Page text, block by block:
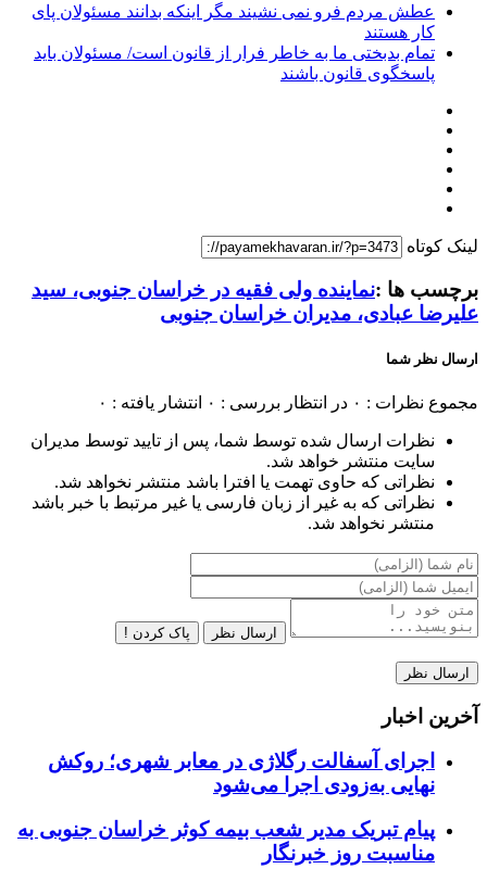
عطش مردم فرو نمی نشیند مگر اینکه بدانند مسئولان پای
کار هستند
تمام بدبختی ما به خاطر فرار از قانون است/ مسئولان باید
پاسخگوی قانون باشند
لینک کوتاه
برچسب ها :نماینده ولی فقیه در خراسان جنوبی، سید
علیرضا عبادی، مدیران خراسان جنوبی
ارسال نظر شما
مجموع نظرات : ۰ در انتظار بررسی : ۰ انتشار یافته : ۰
نظرات ارسال شده توسط شما، پس از تایید توسط مدیران
سایت منتشر خواهد شد.
نظراتی که حاوی تهمت یا افترا باشد منتشر نخواهد شد.
نظراتی که به غیر از زبان فارسی یا غیر مرتبط با خبر باشد
منتشر نخواهد شد.
ارسال نظر پاک کردن !
آخرین اخبار
اجرای آسفالت رگلاژی در معابر شهری؛ روکش
نهایی به‌زودی اجرا می‌شود
پیام تبریک مدیر شعب بیمه کوثر خراسان جنوبی به
مناسبت روز خبرنگار